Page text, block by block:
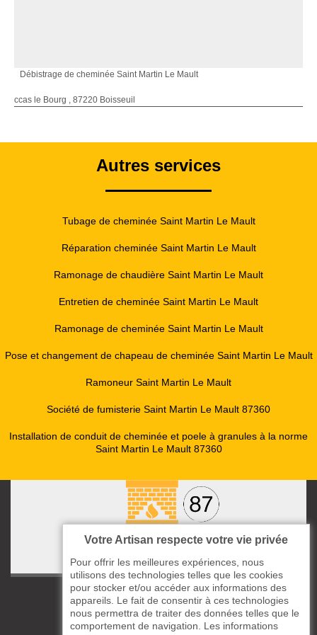
Débistrage de cheminée Saint Martin Le Mault
ccas le Bourg , 87220 Boisseuil
Autres services
Tubage de cheminée Saint Martin Le Mault
Réparation cheminée Saint Martin Le Mault
Ramonage de chaudière Saint Martin Le Mault
Entretien de cheminée Saint Martin Le Mault
Ramonage de cheminée Saint Martin Le Mault
Pose et changement de chapeau de cheminée Saint Martin Le Mault
Ramoneur Saint Martin Le Mault
Société de fumisterie Saint Martin Le Mault 87360
Installation de conduit de cheminée et poele à granules à la norme
Saint Martin Le Mault 87360
ccas le Bourg
87220 Boisseuil
Votre Artisan respecte votre vie privée
Pour offrir les meilleures expériences, nous
utilisons des technologies telles que les cookies
pour stocker et/ou accéder aux informations des
appareils. Le fait de consentir à ces technologies
nous permettra de traiter des données telles que le
comportement de navigation. Les informations